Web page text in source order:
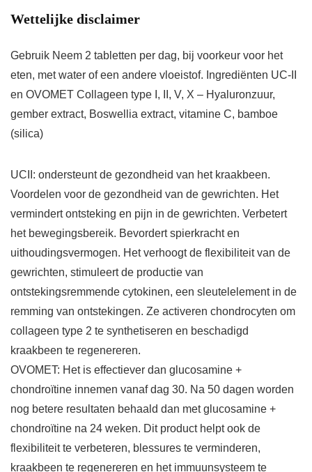
Wettelijke disclaimer
Gebruik Neem 2 tabletten per dag, bij voorkeur voor het
eten, met water of een andere vloeistof. Ingrediënten UC-II
en OVOMET Collageen type I, II, V, X – Hyaluronzuur,
gember extract, Boswellia extract, vitamine C, bamboe
(silica)
UCII: ondersteunt de gezondheid van het kraakbeen.
Voordelen voor de gezondheid van de gewrichten. Het
vermindert ontsteking en pijn in de gewrichten. Verbetert
het bewegingsbereik. Bevordert spierkracht en
uithoudingsvermogen. Het verhoogt de flexibiliteit van de
gewrichten, stimuleert de productie van
ontstekingsremmende cytokinen, een sleutelelement in de
remming van ontstekingen. Ze activeren chondrocyten om
collageen type 2 te synthetiseren en beschadigd
kraakbeen te regenereren.
OVOMET: Het is effectiever dan glucosamine +
chondroïtine innemen vanaf dag 30. Na 50 dagen worden
nog betere resultaten behaald dan met glucosamine +
chondroïtine na 24 weken. Dit product helpt ook de
flexibiliteit te verbeteren, blessures te verminderen,
kraakbeen te regenereren en het immuunsysteem te